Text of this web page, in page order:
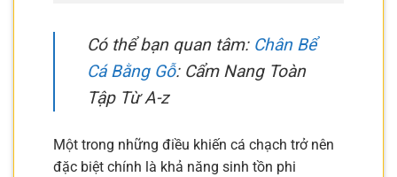
Có thể bạn quan tâm: Chân Bể
Cá Bằng Gỗ: Cẩm Nang Toàn
Tập Từ A-z
Một trong những điều khiến cá chạch trở nên
đặc biệt chính là khả năng sinh tồn phi